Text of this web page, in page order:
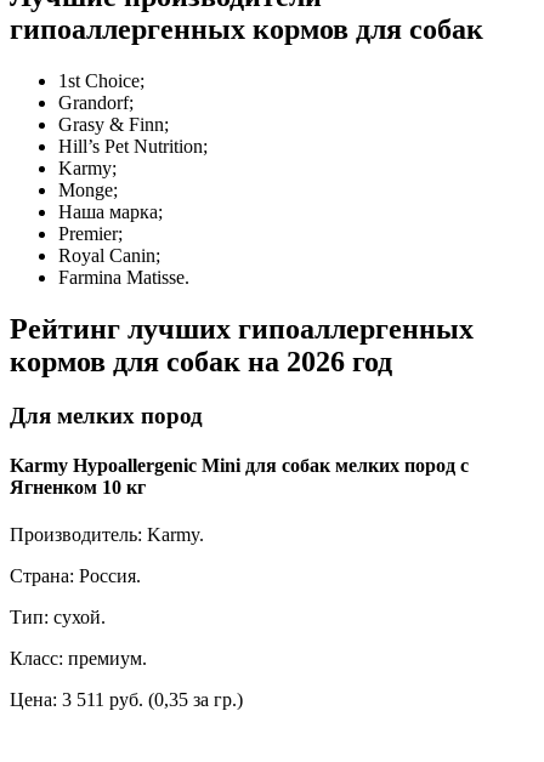
гипоаллергенных кормов для собак
1st Choice;
Grandorf;
Grasy & Finn;
Hill’s Pet Nutrition;
Karmy;
Monge;
Наша марка;
Premier;
Royal Canin;
Farmina Matisse.
Рейтинг лучших гипоаллергенных
кормов для собак на 2026 год
Для мелких пород
Karmy Hypoallergenic Mini для собак мелких пород с
Ягненком 10 кг
Производитель: Karmy.
Страна: Россия.
Тип: сухой.
Класс: премиум.
Цена: 3 511 руб. (0,35 за гр.)